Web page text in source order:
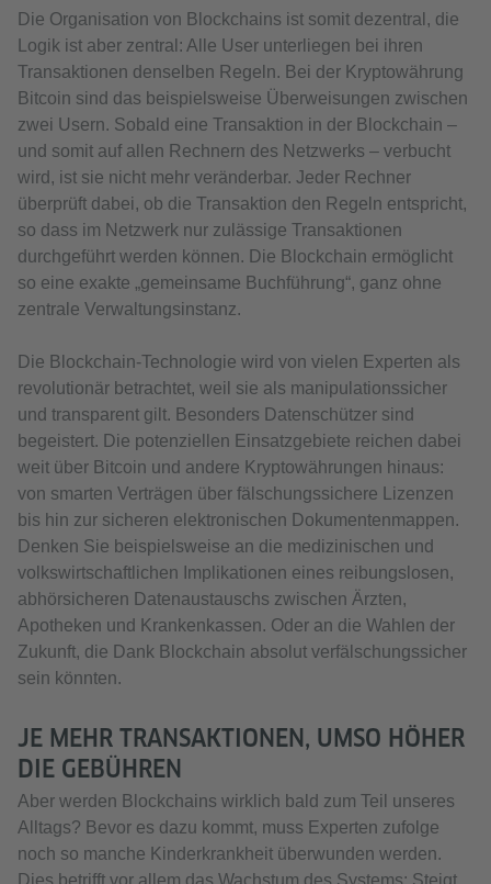
Die Organisation von Blockchains ist somit dezentral, die
Logik ist aber zentral: Alle User unterliegen bei ihren
Transaktionen denselben Regeln. Bei der Kryptowährung
Bitcoin sind das beispielsweise Überweisungen zwischen
zwei Usern. Sobald eine Transaktion in der Blockchain –
und somit auf allen Rechnern des Netzwerks – verbucht
wird, ist sie nicht mehr veränderbar. Jeder Rechner
überprüft dabei, ob die Transaktion den Regeln entspricht,
so dass im Netzwerk nur zulässige Transaktionen
durchgeführt werden können. Die Blockchain ermöglicht
so eine exakte „gemeinsame Buchführung“, ganz ohne
zentrale Verwaltungsinstanz.
Die Blockchain-Technologie wird von vielen Experten als
revolutionär betrachtet, weil sie als manipulationssicher
und transparent gilt. Besonders Datenschützer sind
begeistert. Die potenziellen Einsatzgebiete reichen dabei
weit über Bitcoin und andere Kryptowährungen hinaus:
von smarten Verträgen über fälschungssichere Lizenzen
bis hin zur sicheren elektronischen Dokumentenmappen.
Denken Sie beispielsweise an die medizinischen und
volkswirtschaftlichen Implikationen eines reibungslosen,
abhörsicheren Datenaustauschs zwischen Ärzten,
Apotheken und Krankenkassen. Oder an die Wahlen der
Zukunft, die Dank Blockchain absolut verfälschungssicher
sein könnten.
JE MEHR TRANSAKTIONEN, UMSO HÖHER
DIE GEBÜHREN
Aber werden Blockchains wirklich bald zum Teil unseres
Alltags? Bevor es dazu kommt, muss Experten zufolge
noch so manche Kinderkrankheit überwunden werden.